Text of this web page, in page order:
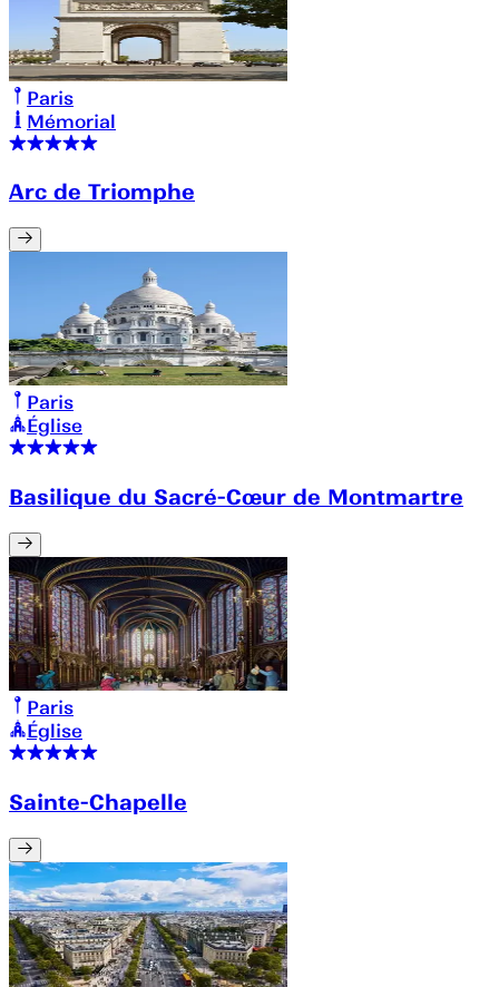
Paris
Mémorial
Arc de Triomphe
Paris
Église
Basilique du Sacré-Cœur de Montmartre
Paris
Église
Sainte-Chapelle